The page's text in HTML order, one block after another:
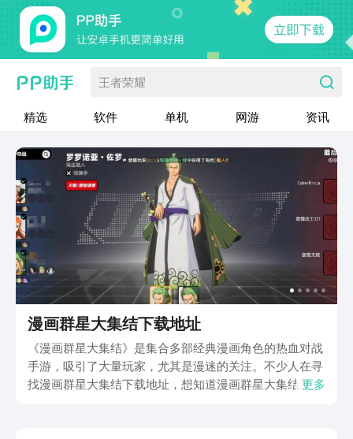
王者荣耀
精选 软件 单机 网游 资讯
漫画群星大集结下载地址
《漫画群星大集结》是集合多部经典漫画角色的热血对战
手游，吸引了大量玩家，尤其是漫迷的关注。不少人在寻
找漫画群星大集结下载地址，想知道漫画群星大集结怎么
更多